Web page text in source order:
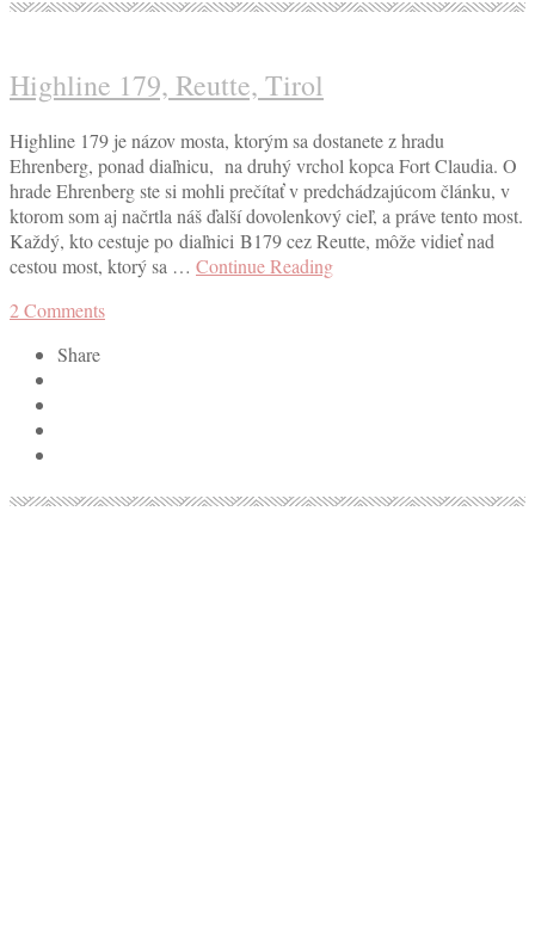
Highline 179, Reutte, Tirol
Highline 179 je názov mosta, ktorým sa dostanete z hradu
Ehrenberg, ponad diaľnicu, na druhý vrchol kopca Fort Claudia. O
hrade Ehrenberg ste si mohli prečítať v predchádzajúcom článku, v
ktorom som aj načrtla náš ďalší dovolenkový cieľ, a práve tento most.
Každý, kto cestuje po diaľnici B179 cez Reutte, môže vidieť nad
cestou most, ktorý sa … Continue Reading
2Comments
Share